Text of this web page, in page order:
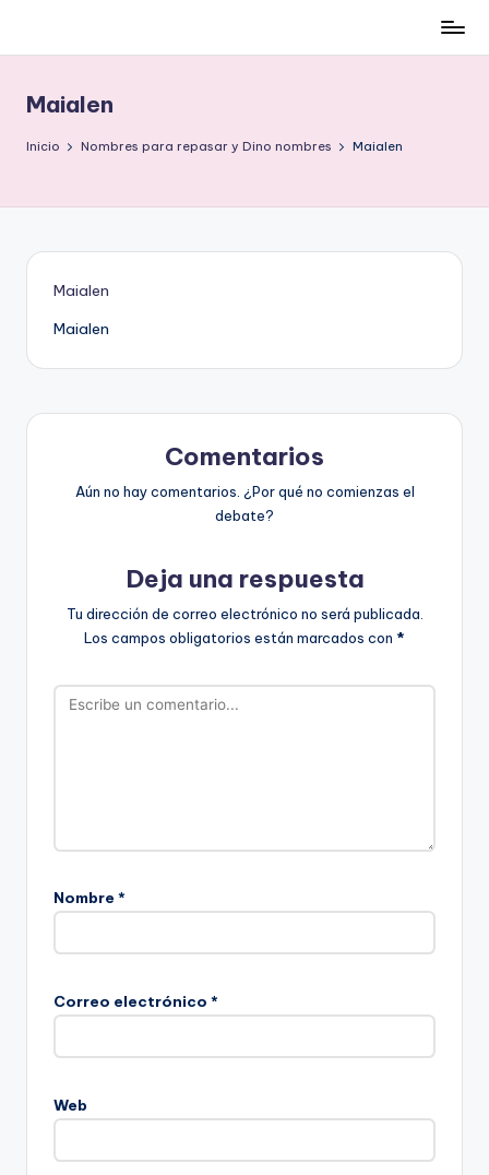
contenido
low-
cost
y
Maialen
Inicio Nombres para repasar y Dino nombres Maialen
Maialen
Maialen
Comentarios
Aún no hay comentarios. ¿Por qué no comienzas el
debate?
Deja una respuesta
Tu dirección de correo electrónico no será publicada.
Los campos obligatorios están marcados con *
Nombre *
Correo electrónico *
Web